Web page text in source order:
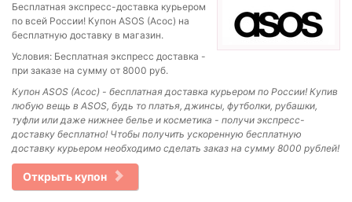
Бесплатная экспресс-доставка курьером
по всей России! Купон ASOS (Асос) на
бесплатную доставку в магазин.
Условия: Бесплатная экспресс доставка -
при заказе на сумму от 8000 руб.
Купон ASOS (Асос) - бесплатная доставка курьером по России! Купив
любую вещь в ASOS, будь то платья, джинсы, футболки, рубашки,
туфли или даже нижнее белье и косметика - получи экспресс-
доставку бесплатно! Чтобы получить ускоренную бесплатную
доставку курьером необходимо сделать заказ на сумму 8000 рублей!
Открыть купон